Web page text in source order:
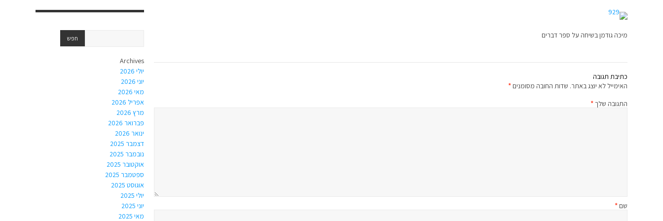
מיכה גודמן בשיחה על ספר דברים
כתיבת תגובה
האימייל לא יוצג באתר. שדות החובה מסומנים*
התגובה שלך*
שם*
Archives
יולי 2026
יוני 2026
מאי 2026
אפריל 2026
מרץ 2026
פברואר 2026
ינואר 2026
דצמבר 2025
נובמבר 2025
אוקטובר 2025
ספטמבר 2025
אוגוסט 2025
יולי 2025
יוני 2025
מאי 2025